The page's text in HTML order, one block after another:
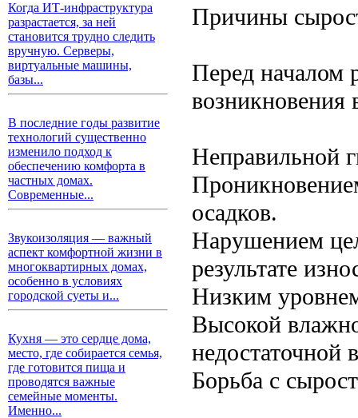
Когда ИТ-инфраструктура
разрастается, за ней
становится трудно следить
вручную. Серверы,
виртуальные машины,
базы...
В последние годы развитие
технологий существенно
изменило подход к
обеспечению комфорта в
частных домах.
Современные...
Звукоизоляция — важный
аспект комфортной жизни в
многоквартирных домах,
особенно в условиях
городской суеты и...
Кухня — это сердце дома,
место, где собирается семья,
где готовится пища и
проводятся важные
семейные моменты.
Именно...
Причины
Перед началом
возникновения
Неправильной
осадков.
Нарушением
результате
Низким
Высокой
недостаточной
Борьба с